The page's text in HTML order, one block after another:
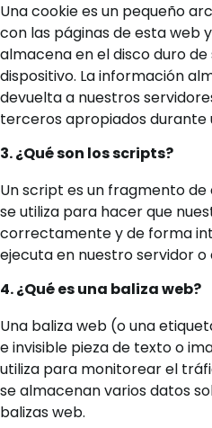
Una cookie es un pequeño
con las páginas de esta web
almacena en el disco duro
dispositivo. La información
devuelta a nuestros
terceros apropiados durante
3. ¿Qué son los scripts?
Un script es un fragmento
se utiliza para hacer que
correctamente y de forma
ejecuta en nuestro servidor o
4. ¿Qué es una baliza web?
Una baliza web (o una
e invisible pieza de texto o
utiliza para monitorear el
se almacenan varios datos
balizas web.